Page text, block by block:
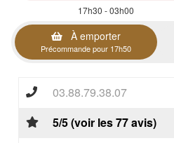
17h30 - 03h00
À emporter
Précommande pour 17h50
03.88.79.38.07
5/5 (voir les 77 avis)